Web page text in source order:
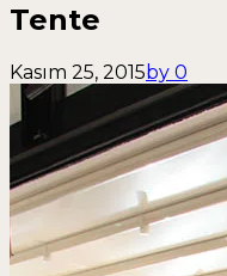
Tente
Kasım 25, 2015by 0